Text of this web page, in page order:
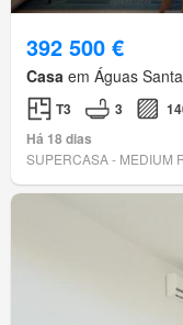
392 500 €
Casa em Águas
T3 3
Há 18 dias
SUPERCASA - MEDIUM